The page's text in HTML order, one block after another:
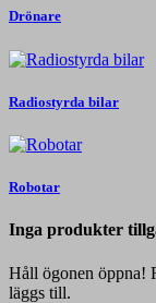
Drönare
Radiostyrda bilar
Robotar
Inga produkter
Håll ögonen öppna!
läggs till.